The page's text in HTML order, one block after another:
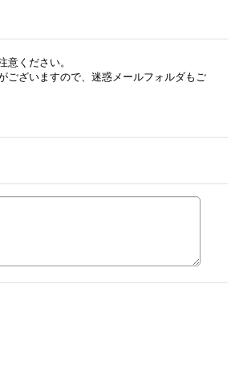
意ください。
ございますので、迷惑メールフォルダもご